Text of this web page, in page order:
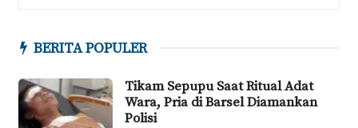
BERITA POPULER
Tikam Sepupu Saat Ritual Adat
Wara, Pria di Barsel Diamankan
Polisi